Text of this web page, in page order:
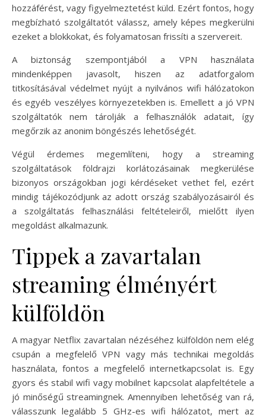
hozzáférést, vagy figyelmeztetést küld. Ezért fontos, hogy
megbízható szolgáltatót válassz, amely képes megkerülni
ezeket a blokkokat, és folyamatosan frissíti a szervereit.
A biztonság szempontjából a VPN használata
mindenképpen javasolt, hiszen az adatforgalom
titkosításával védelmet nyújt a nyilvános wifi hálózatokon
és egyéb veszélyes környezetekben is. Emellett a jó VPN
szolgáltatók nem tárolják a felhasználók adatait, így
megőrzik az anonim böngészés lehetőségét.
Végül érdemes megemlíteni, hogy a streaming
szolgáltatások földrajzi korlátozásainak megkerülése
bizonyos országokban jogi kérdéseket vethet fel, ezért
mindig tájékozódjunk az adott ország szabályozásairól és
a szolgáltatás felhasználási feltételeiről, mielőtt ilyen
megoldást alkalmazunk.
Tippek a zavartalan
streaming élményért
külföldön
A magyar Netflix zavartalan nézéséhez külföldön nem elég
csupán a megfelelő VPN vagy más technikai megoldás
használata, fontos a megfelelő internetkapcsolat is. Egy
gyors és stabil wifi vagy mobilnet kapcsolat alapfeltétele a
jó minőségű streamingnek. Amennyiben lehetőség van rá,
válasszunk legalább 5 GHz-es wifi hálózatot, mert az